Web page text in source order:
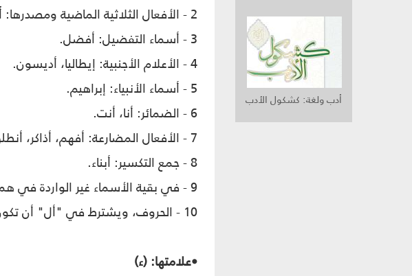
أدب ولغة: كشكول الأدب
2 - الأفعال الثلاثية الماضية ومصدرها: أَخَذ، أَخْذ.
3 - أسماء التفضيل: أفضل.
4 - الأعلام الأجنبية: إيطاليا، أديسون.
5 - أسماء الأنبياء: إبراهيم.
6 - الضمائر: أنا، أنت.
7 - الأفعال المضارعة: أفهم، أذاكر، أنطلق، أستعين.
8 - جمع التكسير: أبناء.
9 - في بقية الأسماء غير الواردة في همزة الوصل: أمة.
10 - الحروف، ويشترط في "أل" أن تكون مفردة أي غير داخلة على اسم، أما إذا دخلت على اسم فهي وصل: الكتاب.
•علامتها: (ء)